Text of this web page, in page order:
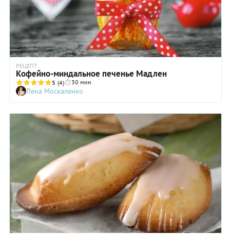
РЕЦЕПТ
Кофейно-миндальное печенье Мадлен
5 (4) 30 мин
Лена Москаленко